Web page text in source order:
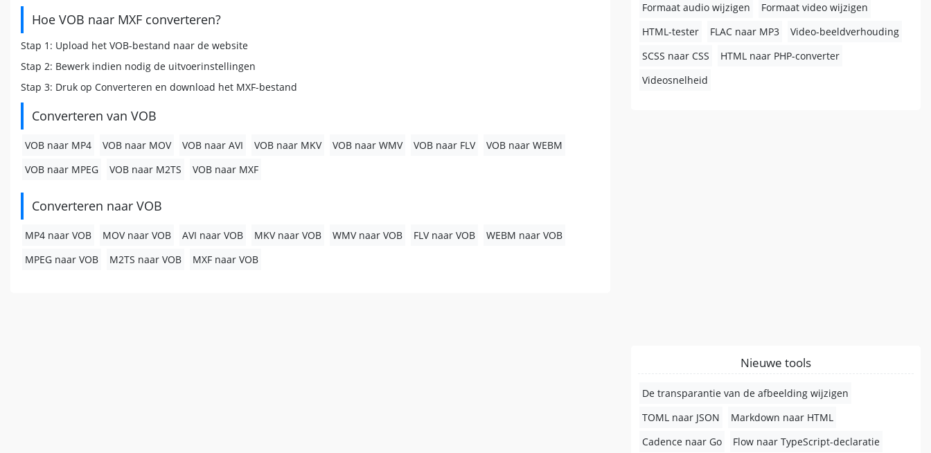
Hoe VOB naar MXF converteren?
Stap 1: Upload het VOB-bestand naar de website
Stap 2: Bewerk indien nodig de uitvoerinstellingen
Stap 3: Druk op Converteren en download het MXF-bestand
Converteren van VOB
VOB naar MP4 VOB naar MOV VOB naar AVI VOB naar MKV VOB naar WMV VOB naar FLV
VOB naar WEBM
VOB naar MPEG
VOB naar M2TS VOB naar MXF
Converteren naar VOB
MP4 naar VOB MOV naar VOB AVI naar VOB MKV naar VOB WMV naar VOB FLV naar VOB
WEBM naar VOB
MPEG naar VOB
M2TS naar VOB MXF naar VOB
Formaat audio wijzigen
Formaat video wijzigen
HTML-tester
FLAC naar MP3
Video-beeldverhouding
SCSS naar CSS
HTML naar PHP-converter
Videosnelheid
Nieuwe tools
De transparantie van de afbeelding wijzigen
TOML naar JSON
Markdown naar HTML
Cadence naar Go
Flow naar TypeScript-declaratie